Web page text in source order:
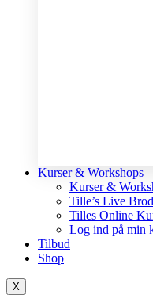
Kurser & Workshops
Kurser &
Tille’s Live
Tilles Online
Log ind på min
Tilbud
Shop
X